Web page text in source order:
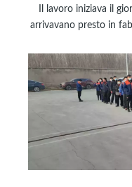
Il lavoro iniziava il
arrivavano presto in